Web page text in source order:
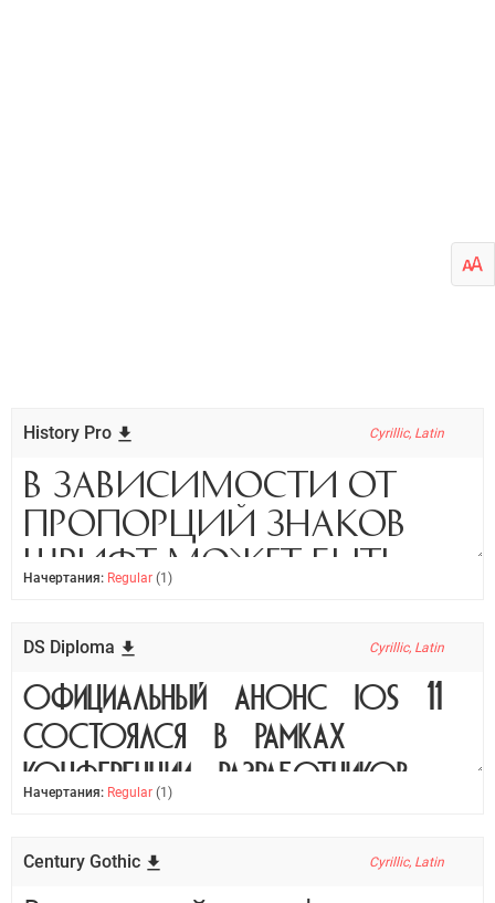
History Pro Cyrillic, Latin
Начертания: Regular (1)
DS Diploma Cyrillic, Latin
Начертания: Regular (1)
Century Gothic Cyrillic, Latin